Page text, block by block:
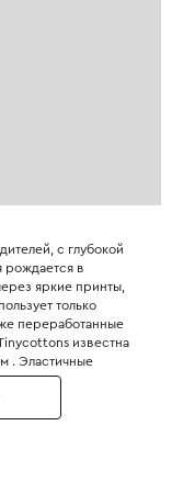
с глубокой
рождается в
яркие принты,
только
переработанные
известна
. Эластичные
максимальную
визитной карточкой
с